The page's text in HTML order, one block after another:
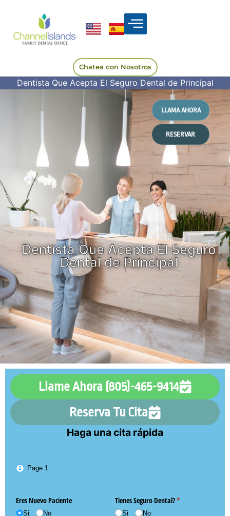
Chatea con Nosotros
Dentista Que Acepta El Seguro Dental de Principal
LLAMA AHORA
RESERVAR
Dentista Que Acepta El Seguro
Dental de Principal
Llame Ahora (805)-465-9414
Reserva Tu Cita
Haga una cita rápida